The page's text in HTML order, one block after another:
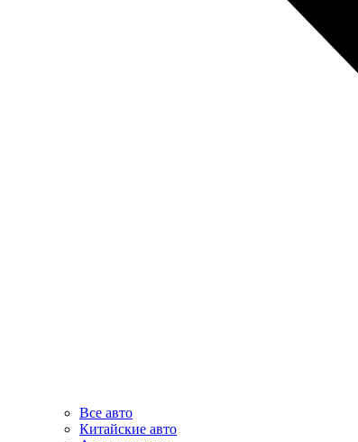
Все авто
Китайские авто